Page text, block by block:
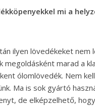
mi a
ilyen lövedékeket nem
megoldásként marad a
ólomlövedék. Nem
Ma is sok gyártó
de elképzelhető,